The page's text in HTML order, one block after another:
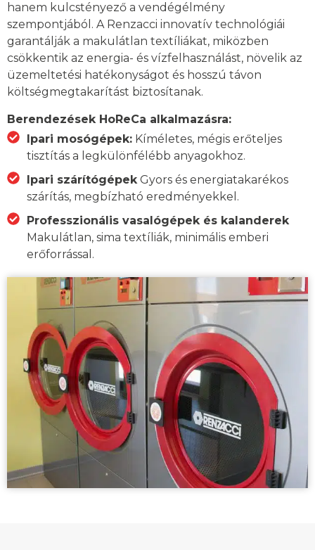
hanem kulcstényező a vendégélmény
szempontjából. A Renzacci innovatív technológiái
garantálják a makulátlan textíliákat, miközben
csökkentik az energia- és vízfelhasználást, növelik az
üzemeltetési hatékonyságot és hosszú távon
költségmegtakarítást biztosítanak.
Berendezések HoReCa alkalmazásra:
Ipari mosógépek:Kíméletes, mégis erőteljes
tisztítás a legkülönfélébb anyagokhoz.
Ipari szárítógépekGyors és energiatakarékos
szárítás, megbízható eredményekkel.
Professzionális vasalógépek és kalanderek
Makulátlan, sima textíliák, minimális emberi
erőforrással.